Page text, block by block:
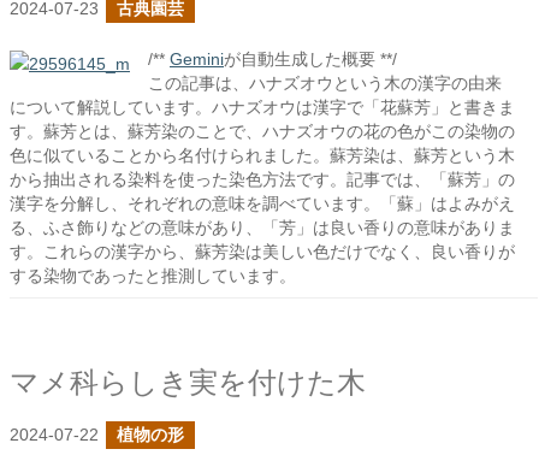
2024-07-23 古典園芸
/** Geminiが自動生成した概要 **/
この記事は、ハナズオウという木の漢字の由来
について解説しています。ハナズオウは漢字で「花蘇芳」と書きま
す。蘇芳とは、蘇芳染のことで、ハナズオウの花の色がこの染物の
色に似ていることから名付けられました。蘇芳染は、蘇芳という木
から抽出される染料を使った染色方法です。記事では、「蘇芳」の
漢字を分解し、それぞれの意味を調べています。「蘇」はよみがえ
る、ふさ飾りなどの意味があり、「芳」は良い香りの意味がありま
す。これらの漢字から、蘇芳染は美しい色だけでなく、良い香りが
する染物であったと推測しています。
マメ科らしき実を付けた木
2024-07-22 植物の形